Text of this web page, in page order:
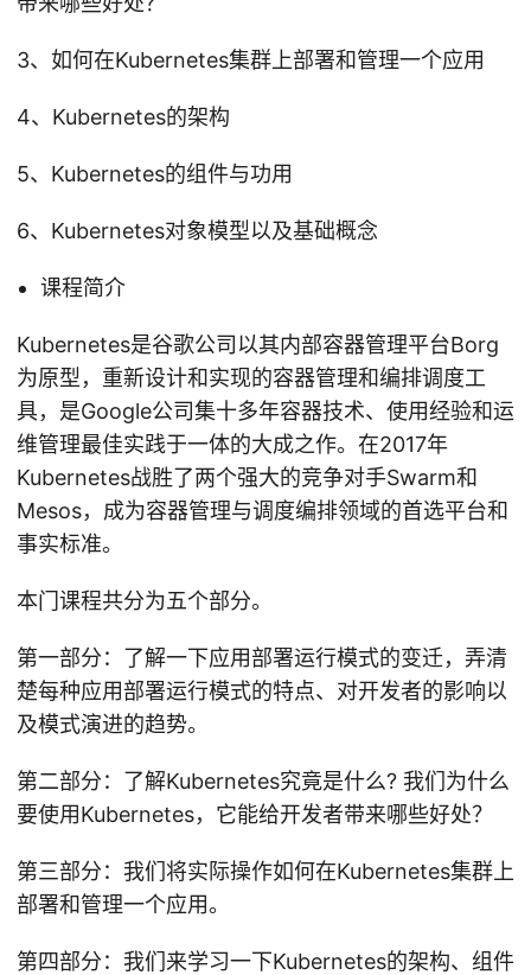
3、如何在Kubernetes集群上部署和管理一个应用
4、Kubernetes的架构
5、Kubernetes的组件与功用
6、Kubernetes对象模型以及基础概念
课程简介
Kubernetes是谷歌公司以其内部容器管理平台Borg
为原型，重新设计和实现的容器管理和编排调度工
具，是Google公司集十多年容器技术、使用经验和运
维管理最佳实践于一体的大成之作。在2017年
Kubernetes战胜了两个强大的竞争对手Swarm和
Mesos，成为容器管理与调度编排领域的首选平台和
事实标准。
本门课程共分为五个部分。
第一部分：了解一下应用部署运行模式的变迁，弄清
楚每种应用部署运行模式的特点、对开发者的影响以
及模式演进的趋势。
第二部分：了解Kubernetes究竟是什么? 我们为什么
要使用Kubernetes，它能给开发者带来哪些好处？
第三部分：我们将实际操作如何在Kubernetes集群上
部署和管理一个应用。
第四部分：我们来学习一下Kubernetes的架构、组件